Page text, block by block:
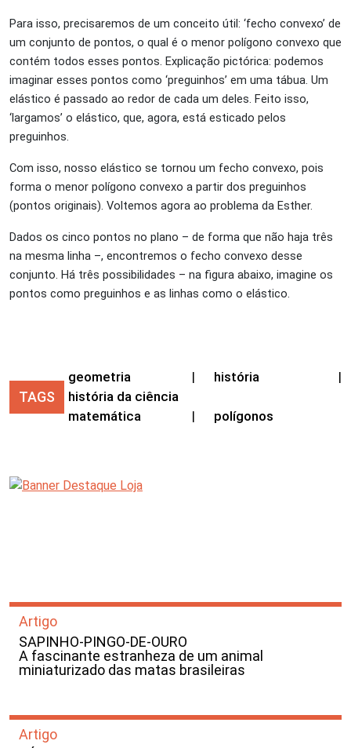
Para isso, precisaremos de um conceito útil: ‘fecho convexo’ de
um conjunto de pontos, o qual é o menor polígono convexo que
contém todos esses pontos. Explicação pictórica: podemos
imaginar esses pontos como ‘preguinhos’ em uma tábua. Um
elástico é passado ao redor de cada um deles. Feito isso,
‘largamos’ o elástico, que, agora, está esticado pelos
preguinhos.
Com isso, nosso elástico se tornou um fecho convexo, pois
forma o menor polígono convexo a partir dos preguinhos
(pontos originais). Voltemos agora ao problema da Esther.
Dados os cinco pontos no plano – de forma que não haja três
na mesma linha –, encontremos o fecho convexo desse
conjunto. Há três possibilidades – na figura abaixo, imagine os
pontos como preguinhos e as linhas como o elástico.
TAGS
geometria | história
|
história da ciência
matemática
| polígonos
Artigo
SAPINHO-PINGO-DE-OURO
A fascinante estranheza de um animal
miniaturizado das matas brasileiras
Artigo